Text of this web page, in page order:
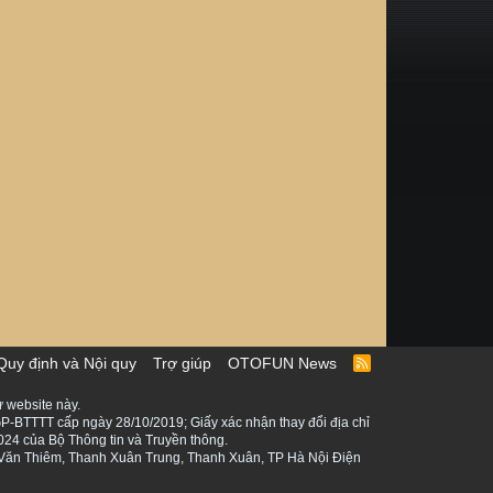
định và Nội quy Trợ giúp OTOFUN News
R
website này.
BTTTT cấp ngày 28/10/2019; Giấy xác nhận thay đổi địa chỉ
của Bộ Thông tin và Truyền thông.
Thiêm, Thanh Xuân Trung, Thanh Xuân, TP Hà Nội Điện